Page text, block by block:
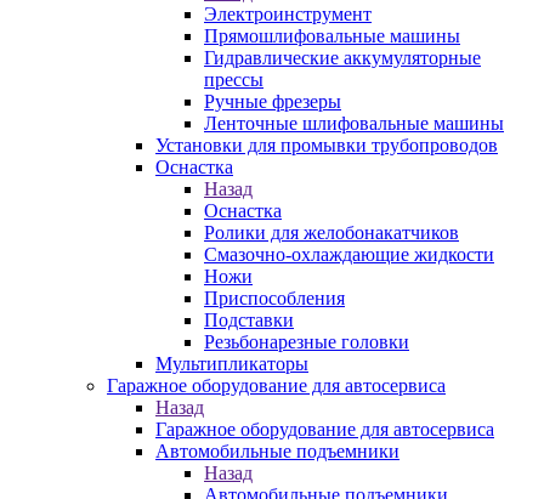
Электроинструмент
Прямошлифовальные машины
Гидравлические аккумуляторные
прессы
Ручные фрезеры
Ленточные шлифовальные машины
Установки для промывки трубопроводов
Оснастка
Назад
Оснастка
Ролики для желобонакатчиков
Смазочно-охлаждающие жидкости
Ножи
Приспособления
Подставки
Резьбонарезные головки
Мультипликаторы
Гаражное оборудование для автосервиса
Назад
Гаражное оборудование для автосервиса
Автомобильные подъемники
Назад
Автомобильные подъемники